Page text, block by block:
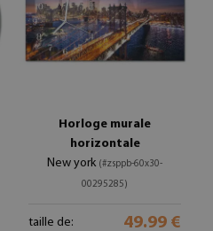
Horloge murale
horizontale
New york (#zsppb-60x30-
00295285)
taille de: 49.99 €